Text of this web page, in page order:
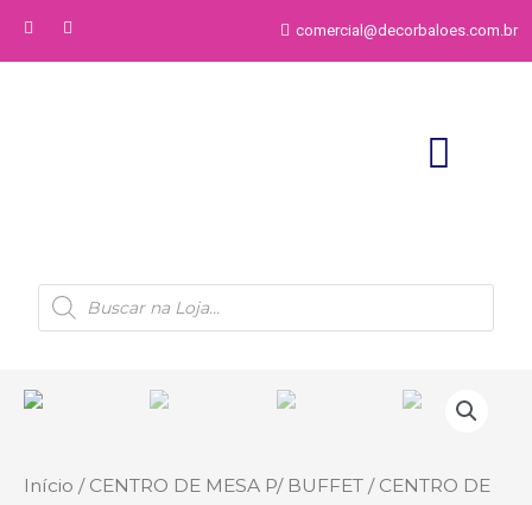
comercial@decorbaloes.com.br
Início / CENTRO DE MESA P/ BUFFET / CENTRO DE